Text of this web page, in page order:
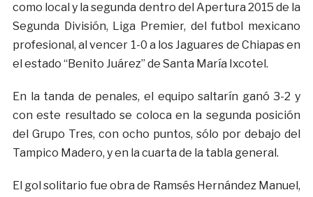
como local y la segunda dentro del Apertura 2015 de la
Segunda División, Liga Premier, del futbol mexicano
profesional, al vencer 1-0 a los Jaguares de Chiapas en
el estado “Benito Juárez” de Santa María Ixcotel.
En la tanda de penales, el equipo saltarín ganó 3-2 y
con este resultado se coloca en la segunda posición
del Grupo Tres, con ocho puntos, sólo por debajo del
Tampico Madero, y en la cuarta de la tabla general.
El gol solitario fue obra de Ramsés Hernández Manuel,